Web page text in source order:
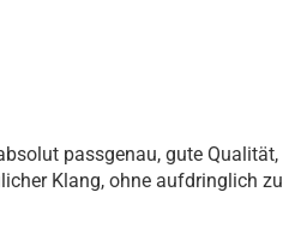
passgenau, gute Qualität,
Klang, ohne aufdringlich zu